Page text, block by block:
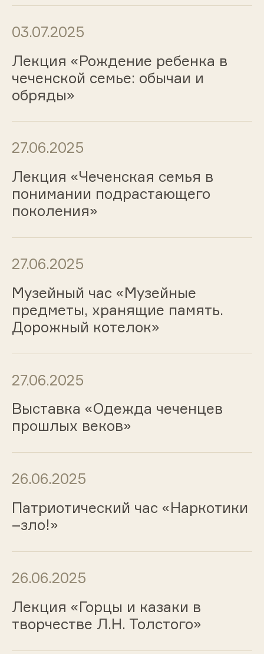
03.07.2025
Лекция «Рождение ребенка в
чеченской семье: обычаи и
обряды»
27.06.2025
Лекция «Чеченская семья в
понимании подрастающего
поколения»
27.06.2025
Музейный час «Музейные
предметы, хранящие память.
Дорожный котелок»
27.06.2025
Выставка «Одежда чеченцев
прошлых веков»
26.06.2025
Патриотический час «Наркотики
–зло!»
26.06.2025
Лекция «Горцы и казаки в
творчестве Л.Н. Толстого»